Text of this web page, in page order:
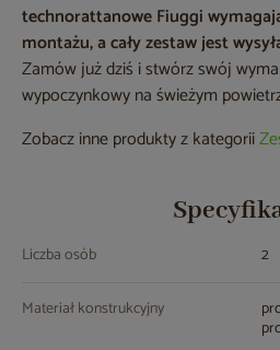
technorattanowe Fiuggi
montażu, a cały zestaw jest
Zamów już dziś i stwórz swój
wypoczynkowy na świeżym
Zobacz inne produkty z kategorii
Liczba osób 2
Materiał konstrukcyjny